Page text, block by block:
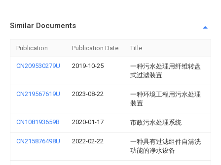
Similar Documents
Publication Publication Date Title
CN209530279U 2019-10-25
一种污水处理用纤维转盘
式过滤装置
CN219567619U 2023-08-22
一种环境工程用污水处理
装置
CN108193659B 2020-01-17 市政污水处理系统
CN215876498U 2022-02-22
一种具有过滤组件自清洗
功能的净水设备